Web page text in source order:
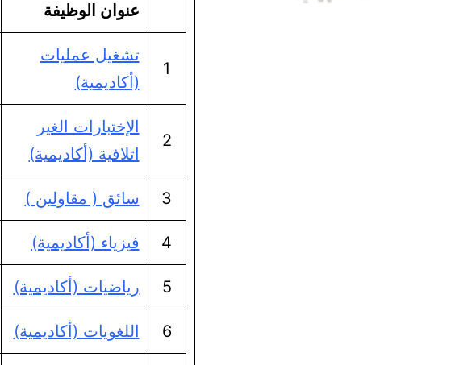
عنوان الوظيفة
1
تشغيل عمليات
(أكاديمية)
2
الإختبارات الغير
اتلافية (أكاديمية)
3 سائق ( مقاولين )
4 فيزياء (أكاديمية)
5 رياضيات (أكاديمية)
6 اللغويات (أكاديمية)